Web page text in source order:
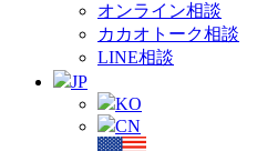
オンライン相談
カカオトーク相談
LINE相談
JP
KO
CN